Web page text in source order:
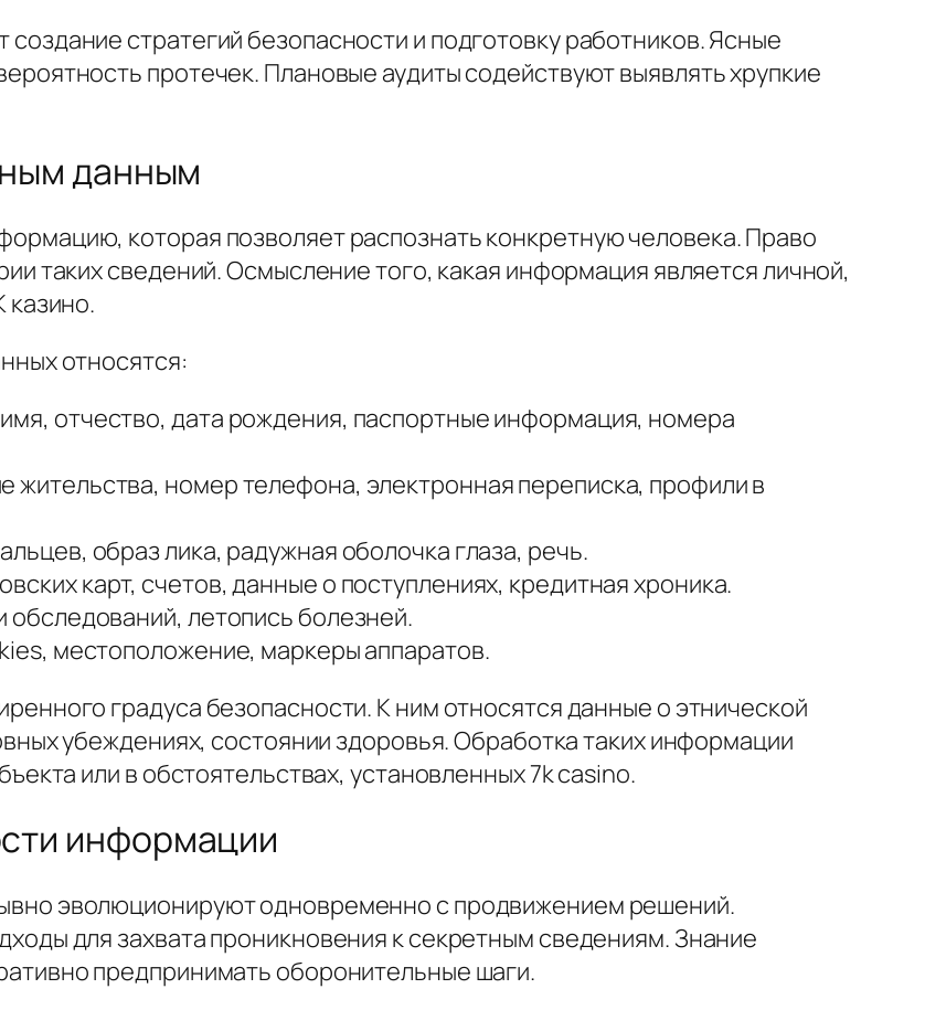
стратегий безопасности и подготовку работников. Ясные
протечек. Плановые аудиты содействуют выявлять хрупкие
данным
которая позволяет распознать конкретную человека. Право
таких сведений. Осмысление того, какая информация является личной,
казино.
относятся:
отчество, дата рождения, паспортные информация, номера
жительства, номер телефона, электронная переписка, профили в
образ лика, радужная оболочка глаза, речь.
карт, счетов, данные о поступлениях, кредитная хроника.
летопись болезней.
местоположение, маркеры аппаратов.
градуса безопасности. К ним относятся данные о этнической
убеждениях, состоянии здоровья. Обработка таких информации
или в обстоятельствах, установленных 7k casino.
информации
эволюционируют одновременно с продвижением решений.
для захвата проникновения к секретным сведениям. Знание
предпринимать оборонительные шаги.